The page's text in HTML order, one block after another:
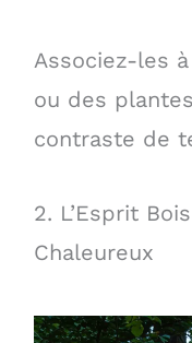
Associez-les
ou des
contraste de
2. L’Esprit
Chaleureux